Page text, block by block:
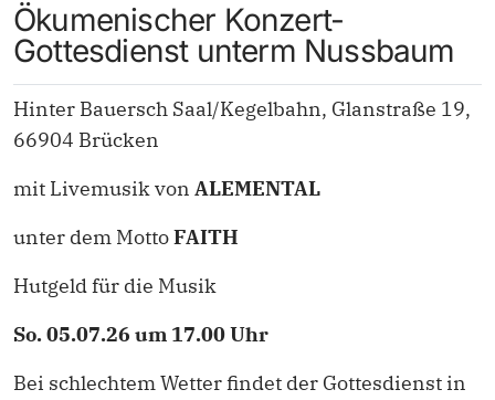
Ökumenischer Konzert-
Gottesdienst unterm Nussbaum
Hinter Bauersch Saal/Kegelbahn, Glanstraße 19,
66904 Brücken
mit Livemusik von ALEMENTAL
unter dem MottoFAITH
Hutgeld für die Musik
So. 05.07.26 um 17.00 Uhr
Bei schlechtem Wetter findet der Gottesdienst in